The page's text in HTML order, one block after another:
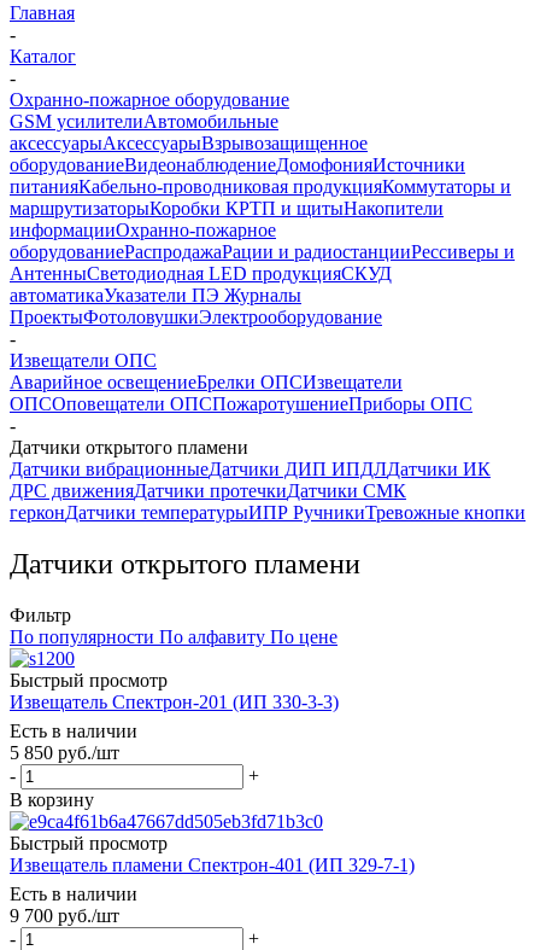
Главная
-
Каталог
-
Охранно-пожарное оборудование
GSM усилителиАвтомобильные
аксессуарыАксессуарыВзрывозащищенное
оборудованиеВидеонаблюдениеДомофонияИсточники
питанияКабельно-проводниковая продукцияКоммутаторы и
маршрутизаторыКоробки КРТП и щитыНакопители
информацииОхранно-пожарное
оборудованиеРаспродажаРации и радиостанцииРессиверы и
АнтенныСветодиодная LED продукцияСКУД
автоматикаУказатели ПЭ Журналы
ПроектыФотоловушкиЭлектрооборудование
-
Извещатели ОПС
Аварийное освещениеБрелки ОПСИзвещатели
ОПСОповещатели ОПСПожаротушениеПриборы ОПС
-
Датчики открытого пламени
Датчики вибрационныеДатчики ДИП ИПДЛДатчики ИК
ДРС движенияДатчики протечкиДатчики СМК
герконДатчики температурыИПР РучникиТревожные кнопки
Датчики открытого пламени
Фильтр
По популярности По алфавиту По цене
Быстрый просмотр
Извещатель Спектрон-201 (ИП 330-3-3)
Есть в наличии
5 850 руб./шт
-
+
В корзину
Быстрый просмотр
Извещатель пламени Спектрон-401 (ИП 329-7-1)
Есть в наличии
9 700 руб./шт
-
+